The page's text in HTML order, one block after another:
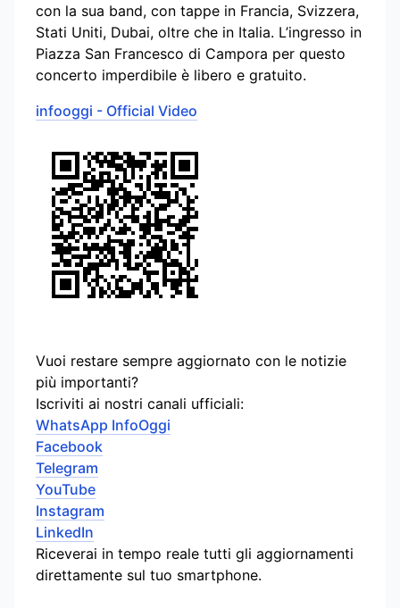
con la sua band, con tappe in Francia, Svizzera,
Stati Uniti, Dubai, oltre che in Italia. L’ingresso in
Piazza San Francesco di Campora per questo
concerto imperdibile è libero e gratuito.
infooggi - Official Video
Vuoi restare sempre aggiornato con le notizie
più importanti?
Iscriviti ai nostri canali ufficiali:
WhatsApp InfoOggi
Facebook
Telegram
YouTube
Instagram
LinkedIn
Riceverai in tempo reale tutti gli aggiornamenti
direttamente sul tuo smartphone.